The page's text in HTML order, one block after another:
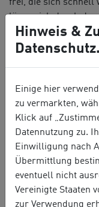
frei, die sich schnell
lösen sich durch
Je nach Anzahl und
können mehrere
Nach der
Es kann sein, dass
nach der
Meistens lösen sich
Komplikationen
Es existieren sehr
und
auf Strukturen im
Linse oder die
Hinweis &
Einige hier
zu vermarkten,
Klick auf
Datennutzung zu.
Einwilligung nach
Übermittlung
eventuell nicht
Vereinigte Staaten
zur Verwendung